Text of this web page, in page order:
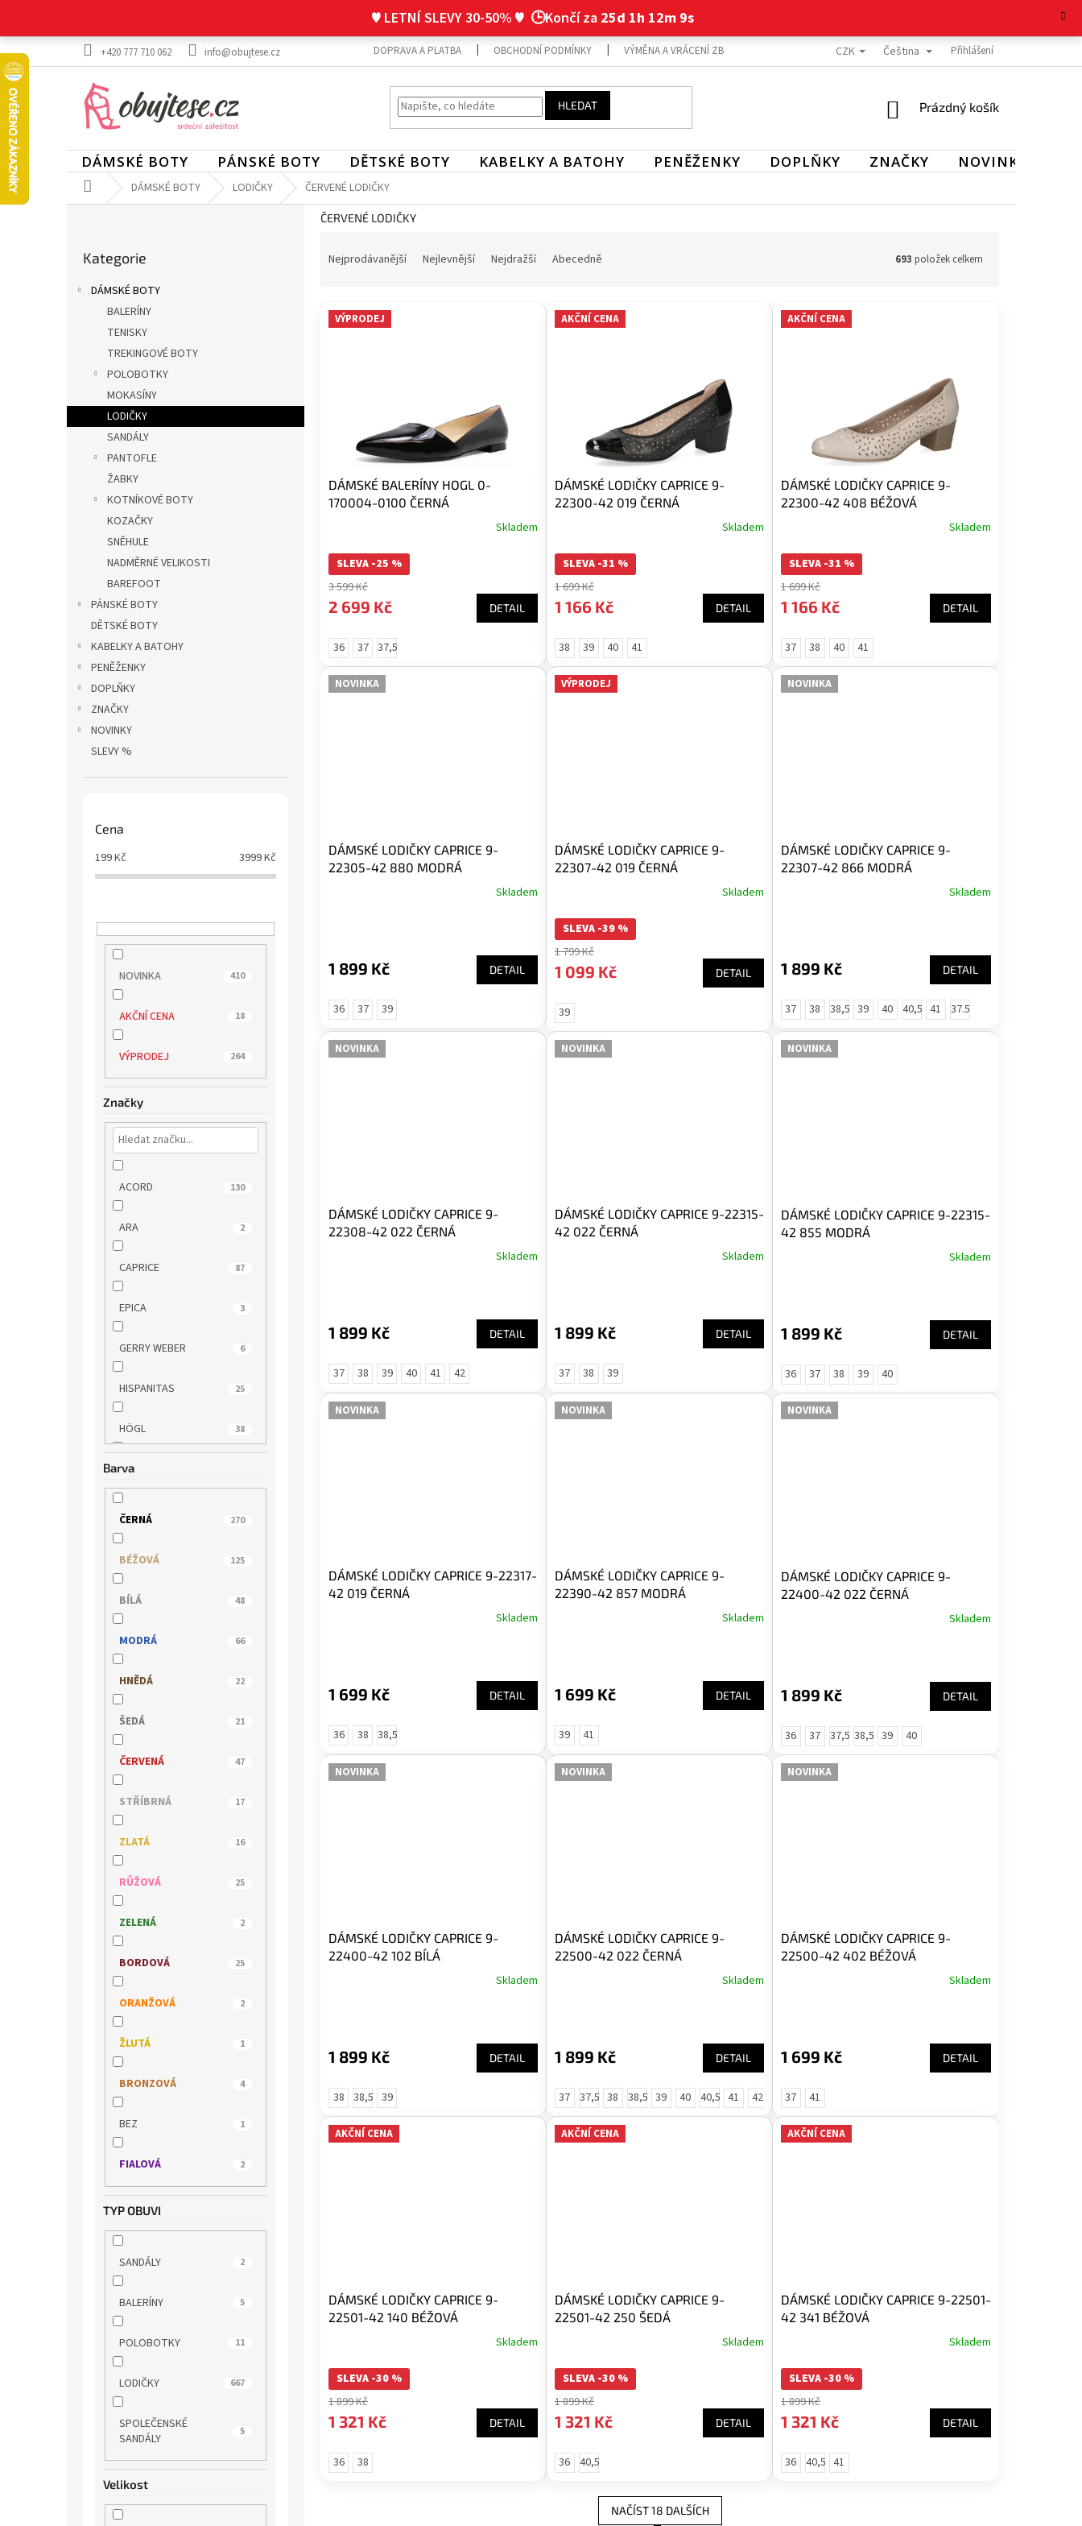
obsah
♥ LETNÍ SLEVY 30-50% ♥ 🕒Končí za 25d 1h 12m 8s
+420 777 710 062 info@obujtese.cz DOPRAVA A PLATBA OBCHODNÍ PODMÍNKY VÝMĚNA A VRÁCENÍ ZBOŽÍ REKLAMAČNÍ ŘÁD OCHRANA OSOBNÍCH ÚDAJŮ
CZK Čeština Přihlášení
HLEDAT
NÁKUPNÍ
Prázdný košík
DÁMSKÉ BOTY PÁNSKÉ BOTY DĚTSKÉ BOTY KABELKY A BATOHY PENĚŽENKY DOPLŇKY ZNAČKY NOVINKY
Domů DÁMSKÉ BOTY LODIČKY ČERVENÉ LODIČKY
n
e
kategorie
Kategorie
DÁMSKÉ BOTY
BALERÍNY
TENISKY
TREKINGOVÉ BOTY
POLOBOTKY
MOKASÍNY
LODIČKY
SANDÁLY
PANTOFLE
ŽABKY
KOTNÍKOVÉ BOTY
KOZAČKY
SNĚHULE
NADMĚRNÉ VELIKOSTI
BAREFOOT
PÁNSKÉ BOTY
DĚTSKÉ BOTY
KABELKY A BATOHY
PENĚŽENKY
DOPLŇKY
ZNAČKY
NOVINKY
SLEVY %
Cena
199Kč 3999Kč
NOVINKA 410
AKČNÍ CENA 18
VÝPRODEJ 264
Značky
ACORD 130
ARA 2
CAPRICE 87
EPICA 3
GERRY WEBER 6
HISPANITAS 25
HÖGL 38
IBERIUS
JANA
KLOP
MACIEJKA
MARCO TOZZI
PICCADILLY
QUO VADIS
REGARDE LE CIEL
RIEKER
s.OLIVER
TAMARIS
WONDERS
Barva
ČERNÁ 270
BÉŽOVÁ 125
BÍLÁ 48
MODRÁ 66
HNĚDÁ 22
ŠEDÁ 21
ČERVENÁ 47
STŘÍBRNÁ 17
ZLATÁ 16
RŮŽOVÁ 25
ZELENÁ 2
BORDOVÁ 25
ORANŽOVÁ 2
ŽLUTÁ 1
BRONZOVÁ 4
BEZ 1
FIALOVÁ 2
TYP OBUVI
SANDÁLY 2
BALERÍNY 5
POLOBOTKY 11
LODIČKY 667
SPOLEČENSKÉ
SANDÁLY
5
Velikost
ČERVENÉ LODIČKY
n
Nejprodávanější Nejlevnější Nejdražší Abecedně 693 položek celkem
V VÝPRODEJ
DÁMSKÉ BALERÍNY HOGL 0-
170004-0100 ČERNÁ
Skladem
SLEVA -25 %
3 599 Kč
2 699 Kč DETAIL
36 37 37,5
AKČNÍ CENA
DÁMSKÉ LODIČKY CAPRICE 9-
22300-42 019 ČERNÁ
Skladem
SLEVA -31 %
1 699 Kč
1 166 Kč DETAIL
38 39 40 41
AKČNÍ CENA
DÁMSKÉ LODIČKY CAPRICE 9-
22300-42 408 BÉŽOVÁ
Skladem
SLEVA -31 %
1 699 Kč
1 166 Kč DETAIL
37 38 40 41
NOVINKA
DÁMSKÉ LODIČKY CAPRICE 9-
22305-42 880 MODRÁ
Skladem
1 899 Kč DETAIL
36 37 39
VÝPRODEJ
DÁMSKÉ LODIČKY CAPRICE 9-
22307-42 019 ČERNÁ
Skladem
SLEVA -39 %
1 799 Kč
1 099 Kč DETAIL
39
NOVINKA
DÁMSKÉ LODIČKY CAPRICE 9-
22307-42 866 MODRÁ
Skladem
1 899 Kč DETAIL
37 38 38,5 39 40 40,5 41 37.5
NOVINKA
DÁMSKÉ LODIČKY CAPRICE 9-
22308-42 022 ČERNÁ
Skladem
1 899 Kč DETAIL
37 38 39 40 41 42
NOVINKA
DÁMSKÉ LODIČKY CAPRICE 9-22315-
42 022 ČERNÁ
Skladem
1 899 Kč DETAIL
37 38 39
NOVINKA
DÁMSKÉ LODIČKY CAPRICE 9-22315-
42 855 MODRÁ
Skladem
1 899 Kč DETAIL
36 37 38 39 40
NOVINKA
DÁMSKÉ LODIČKY CAPRICE 9-22317-
42 019 ČERNÁ
Skladem
1 699 Kč DETAIL
36 38 38,5
NOVINKA
DÁMSKÉ LODIČKY CAPRICE 9-
22390-42 857 MODRÁ
Skladem
1 699 Kč DETAIL
39 41
NOVINKA
DÁMSKÉ LODIČKY CAPRICE 9-
22400-42 022 ČERNÁ
Skladem
1 899 Kč DETAIL
36 37 37,5 38,5 39 40
NOVINKA
DÁMSKÉ LODIČKY CAPRICE 9-
22400-42 102 BÍLÁ
Skladem
1 899 Kč DETAIL
38 38,5 39
NOVINKA
DÁMSKÉ LODIČKY CAPRICE 9-
22500-42 022 ČERNÁ
Skladem
1 899 Kč DETAIL
37 37,5 38 38,5 39 40 40,5 41 42
NOVINKA
DÁMSKÉ LODIČKY CAPRICE 9-
22500-42 402 BÉŽOVÁ
Skladem
1 699 Kč DETAIL
37 41
AKČNÍ CENA
DÁMSKÉ LODIČKY CAPRICE 9-
22501-42 140 BÉŽOVÁ
Skladem
SLEVA -30 %
1 899 Kč
1 321 Kč DETAIL
36 38
AKČNÍ CENA
DÁMSKÉ LODIČKY CAPRICE 9-
22501-42 250 ŠEDÁ
Skladem
SLEVA -30 %
1 899 Kč
1 321 Kč DETAIL
36 40,5
AKČNÍ CENA
DÁMSKÉ LODIČKY CAPRICE 9-22501-
42 341 BÉŽOVÁ
Skladem
SLEVA -30 %
1 899 Kč
1 321 Kč DETAIL
36 40,5 41
NAČÍST 18 DALŠÍCH